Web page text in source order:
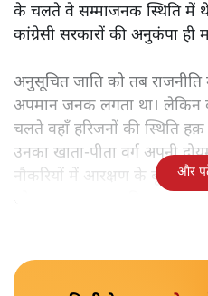
के चलते वे सम्माजनक स्थिति में
कांग्रेसी सरकारों की अनुकंपा ही
अनुसूचित जाति को तब
अपमान जनक लगता था। लेकिन
चलते वहाँ हरिजनों की स्थिति
उनका खाता-पीता वर्ग अपनी
नौकरियों में आरक्षण के बूते वे
जो आत्म-सम्मान चाहिए था, वह
और